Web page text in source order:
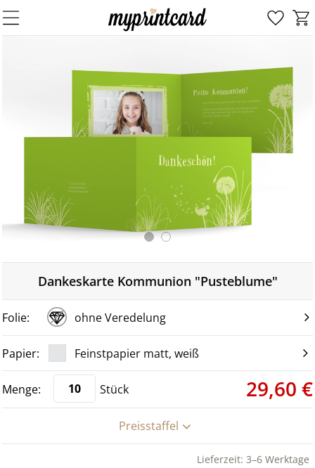
Dankeskarte Kommunion "Pusteblume"
ohne Veredelung
Feinstpapier matt, weiß
Stück 29,60 €
Preisstaffel
Lieferzeit: 3–6 Werktage